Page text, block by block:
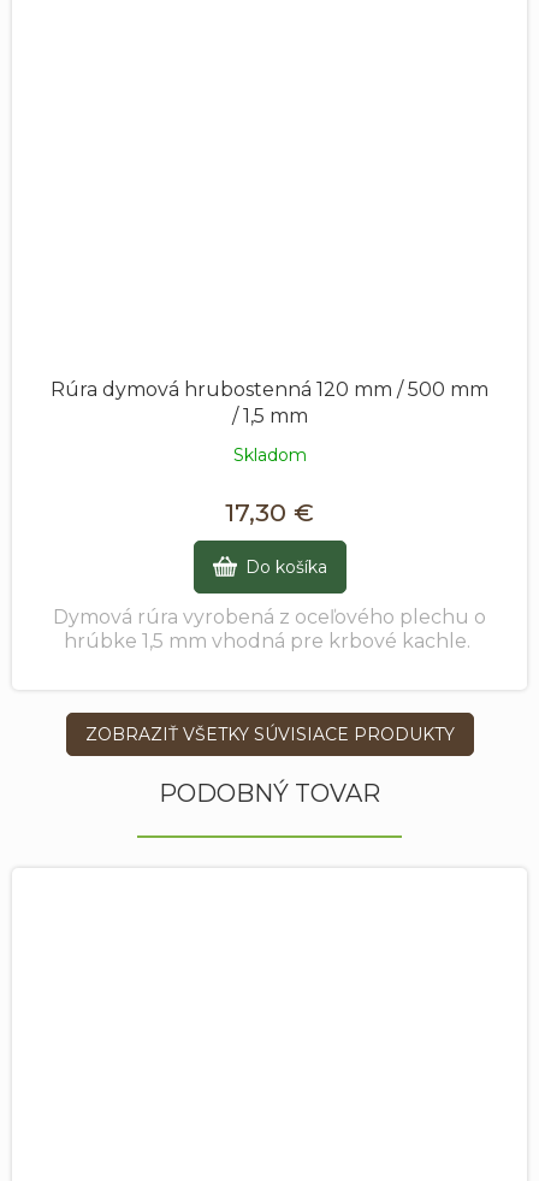
Rúra dymová hrubostenná 120 mm / 500 mm
/ 1,5 mm
Skladom
17,30 €
Do košíka
Dymová rúra vyrobená z oceľového plechu o
hrúbke 1,5 mm vhodná pre krbové kachle.
ZOBRAZIŤ VŠETKY SÚVISIACE PRODUKTY
PODOBNÝ TOVAR